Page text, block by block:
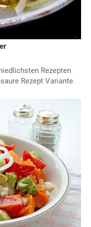
Rezepten
Rezept Variante.